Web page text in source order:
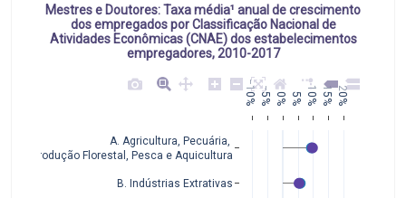
Mestres e Doutores: Taxa média¹ anual de crescimento
dos empregados por Classificação Nacional de
Atividades Econômicas (CNAE) dos estabelecimentos
empregadores, 2010-2017
B. Indústrias Extrativas
A. Agricultura, Pecuária,
Produção Florestal, Pesca e Aquicultura
−10% −5% 0% 5% 10% 15% 20%